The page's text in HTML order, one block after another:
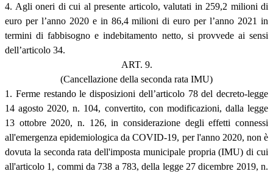
4. Agli oneri di cui al presente articolo, valutati in 259,2 milioni di
euro per l’anno 2020 e in 86,4 milioni di euro per l’anno 2021 in
termini di fabbisogno e indebitamento netto, si provvede ai sensi
dell’articolo 34.
ART. 9.
(Cancellazione della seconda rata IMU)
1. Ferme restando le disposizioni dell’articolo 78 del decreto-legge
14 agosto 2020, n. 104, convertito, con modificazioni, dalla legge
13 ottobre 2020, n. 126, in considerazione degli effetti connessi
all'emergenza epidemiologica da COVID-19, per l'anno 2020, non è
dovuta la seconda rata dell'imposta municipale propria (IMU) di cui
all'articolo 1, commi da 738 a 783, della legge 27 dicembre 2019, n.